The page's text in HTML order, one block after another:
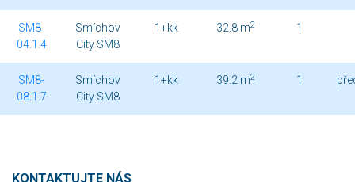
SM8-
04.1.4
Smíchov
City SM8
1+kk 32.8 m2 1
SM8-
08.1.7
Smíchov
City SM8
1+kk 39.2 m2 1
KONTAKTUJTE NÁS